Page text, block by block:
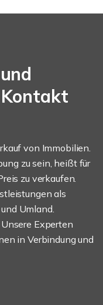
von Immobilien.
zu sein, heißt für
zu verkaufen.
als
Umland.
Experten
in Verbindung und